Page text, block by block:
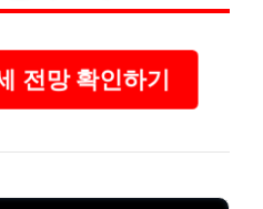
전망 확인하기